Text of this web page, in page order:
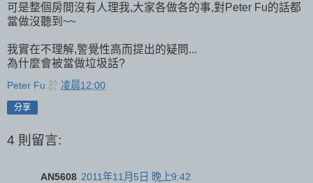
可是整個房間沒有人理我,大家各做各的事,對Peter Fu的話都
當做沒聽到~~
我實在不理解,警覺性高而提出的疑問...
為什麼會被當做垃圾話?
Peter Fu 於 凌晨12:00
分享
4 則留言:
AN5608 2011年11月5日 晚上9:42